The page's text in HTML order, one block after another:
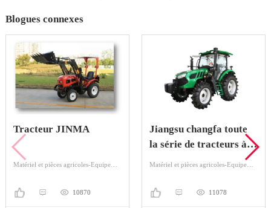
Blogues connexes
Tracteur JINMA
Matériel et pièces agricoles-Equipement agricole-Tracteur
10870
Jiangsu changfa toute
la série de tracteurs à
roues
Matériel et pièces agricoles-Equipement agricole-Tracteur
11078